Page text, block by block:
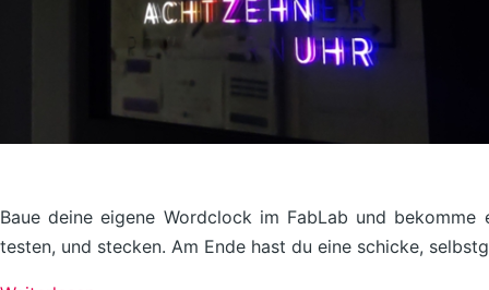
Baue deine eigene Wordclock im FabLab und bekomme
testen, und stecken. Am Ende hast du eine schicke,